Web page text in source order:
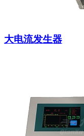
大电流发生器